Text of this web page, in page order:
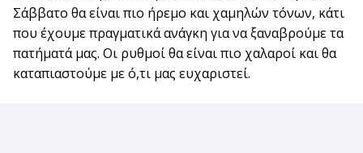
Σάββατο θα είναι πιο ήρεμο και χαμηλών τόνων, κάτι
που έχουμε πραγματικά ανάγκη για να ξαναβρούμε τα
πατήματά μας. Οι ρυθμοί θα είναι πιο χαλαροί και θα
καταπιαστούμε με ό,τι μας ευχαριστεί.